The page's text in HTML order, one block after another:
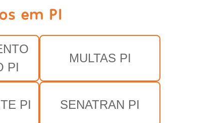
em PI
PI
MULTAS PI
PI SENATRAN PI